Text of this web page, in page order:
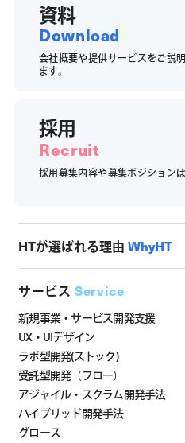
資料
Download
会社概要や提供サービスをご説
ます。
採用
Recruit
採用募集内容や募集ポジションは
HTが選ばれる理由 WhyHT
サービス Service
新規事業・サービス開発支援
UX・UIデザイン
ラボ型開発(ストック)
受託型開発（フロー）
アジャイル・スクラム開発手法
ハイブリッド開発手法
グロース